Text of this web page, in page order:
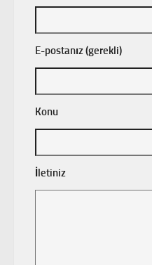
E-postanız (gerekli)
Konu
İletiniz